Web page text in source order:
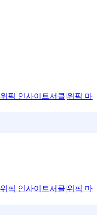
위픽 인사이트서클|위픽 마
위픽 인사이트서클|위픽 마